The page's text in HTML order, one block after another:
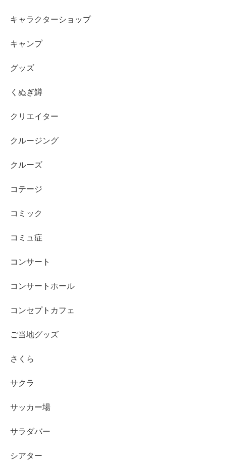
キャラクターショップ
キャンプ
グッズ
くぬぎ鱒
クリエイター
クルージング
クルーズ
コテージ
コミック
コミュ症
コンサート
コンサートホール
コンセプトカフェ
ご当地グッズ
さくら
サクラ
サッカー場
サラダバー
シアター